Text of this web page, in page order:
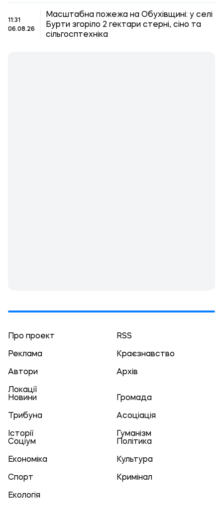
11:31
06.08.26
Масштабна пожежа на Обухівщині: у селі
Бурти згоріло 2 гектари стерні, сіно та
сільгосптехніка
Про проект RSS
Реклама Краєзнавство
Автори Архів
Локації
Новини
Громада
Трибуна Асоціація
Історії
Гуманізм
Соціум
Політика
Економіка Культура
Спорт Кримінал
Екологія